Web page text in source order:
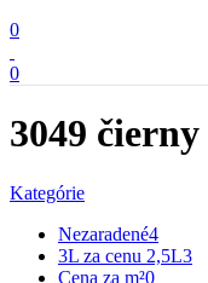
0
0
3049
Kategórie
Nezaradené4
3L za cenu 2,5L3
Cena za m²0